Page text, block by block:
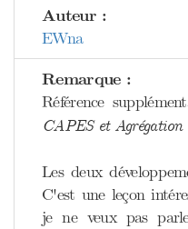
Auteur :
EWna
Remarque :
Référence
CAPES et
Les deux
C'est une leçon
je ne veux pas